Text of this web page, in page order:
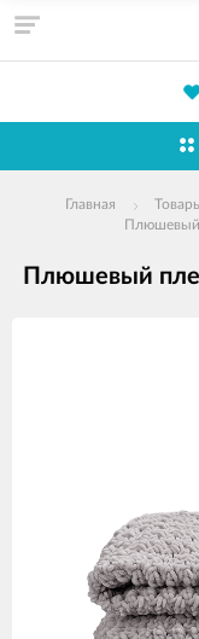
Главная
Плюшевый
Плюшевый